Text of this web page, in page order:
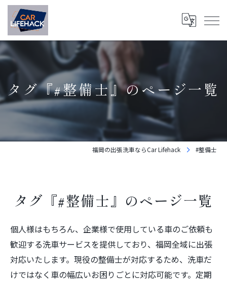
タグ『#整備士』のページ一覧
福岡の出張洗車ならCar Lifehack #整備士
タグ『#整備士』のページ一覧
個人様はもちろん、企業様で使用している車のご依頼も
歓迎する洗車サービスを提供しており、福岡全域に出張
対応いたします。現役の整備士が対応するため、洗車だ
けではなく車の幅広いお困りごとに対応可能です。定期